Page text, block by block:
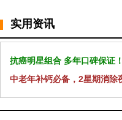
实用资讯
抗癌明星组合 多年口碑保证
中老年补钙必备，2星期消除